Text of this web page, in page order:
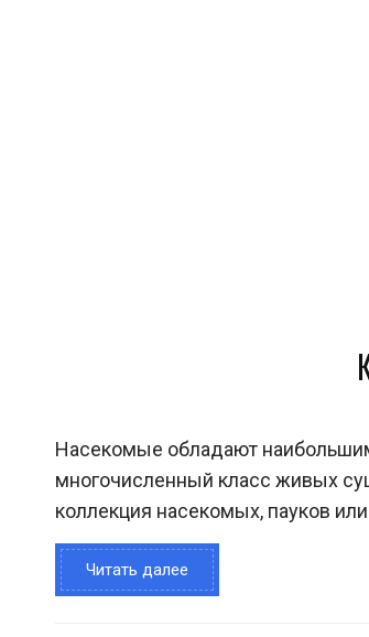
Насекомые обладают
многочисленный класс живых
коллекция насекомых, пауков
Читать далее